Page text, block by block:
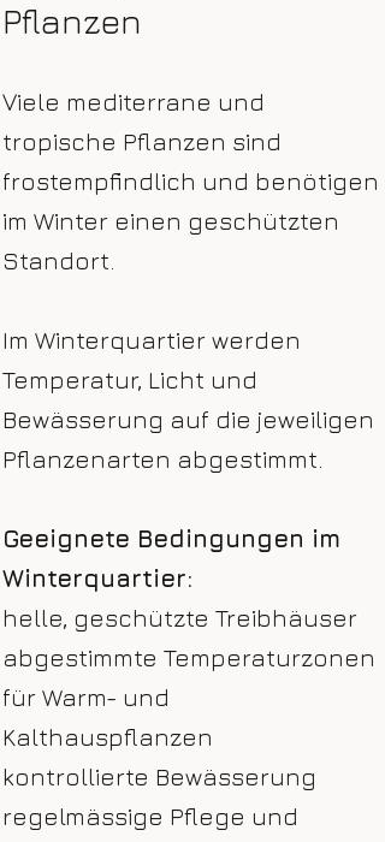
Pflanzen
Viele mediterrane und
tropische Pflanzen sind
frostempfindlich und benötigen
im Winter einen geschützten
Standort.
Im Winterquartier werden
Temperatur, Licht und
Bewässerung auf die jeweiligen
Pflanzenarten abgestimmt.
Geeignete Bedingungen im
Winterquartier:
helle, geschützte Treibhäuser
abgestimmte Temperaturzonen
für Warm- und
Kalthauspflanzen
kontrollierte Bewässerung
regelmässige Pflege und